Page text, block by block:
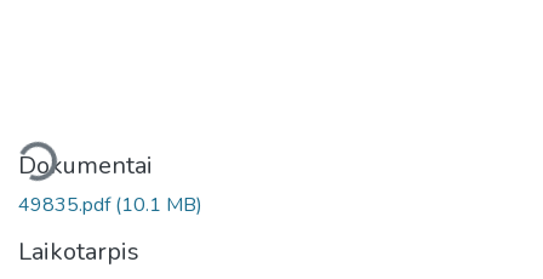
Dokumentai
49835.pdf(10.1 MB)
Laikotarpis